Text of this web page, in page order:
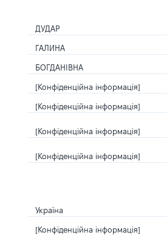
ДУДАР
ГАЛИНА
БОГДАНІВНА
[Конфіденційна інформація]
[Конфіденційна інформація]
[Конфіденційна інформація]
[Конфіденційна інформація]
Україна
[Конфіденційна інформація]